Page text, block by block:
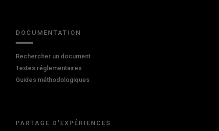
DOCUMENTATION
Rechercher un document
Textes réglementaires
Guides méthodologiques
PARTAGE D'EXPÉRIENCES